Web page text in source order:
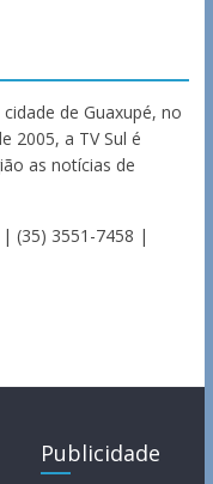
de Guaxupé, no
2005, a TV Sul é
as notícias de
(35) 3551-7458 |
Publicidade